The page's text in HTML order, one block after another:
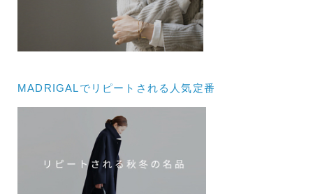
MADRIGALでリピートされる人気定番